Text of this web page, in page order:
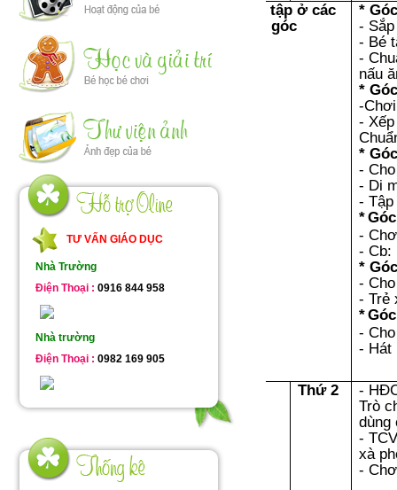
TƯ VẤN GIÁO DỤC
Nhà Trường
Điện Thoại : 0916 844 958
Nhà trường
Điện Thoại : 0982 169 905
Chơi tập ở các
góc
*
-
- Bé
-
nấu
*
-
-
*
-
- Di
- Tập
*
-
- Cb:
*
-
- Trẻ
*
-
- Hát
Thứ 2
-
Trò
dùng
-
xà
-